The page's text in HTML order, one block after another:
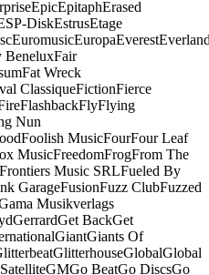
EpicEpitaphErased
DiskEstrusEtage
EuromusicEuropaEverest
BeneluxFair
Fat Wreck
ClassiqueFictionFierce
FlashbackFlyFlying
Nun
Foolish MusicFourFour Leaf
MusicFreedomFrogFrom The
Frontiers Music SRLFueled By
GarageFusionFuzz ClubFuzzed
Musikverlags
GerrardGet BackGet
GiantGiants Of
GlitterhouseGlobalGlobal
GMGo BeatGo DiscsGo